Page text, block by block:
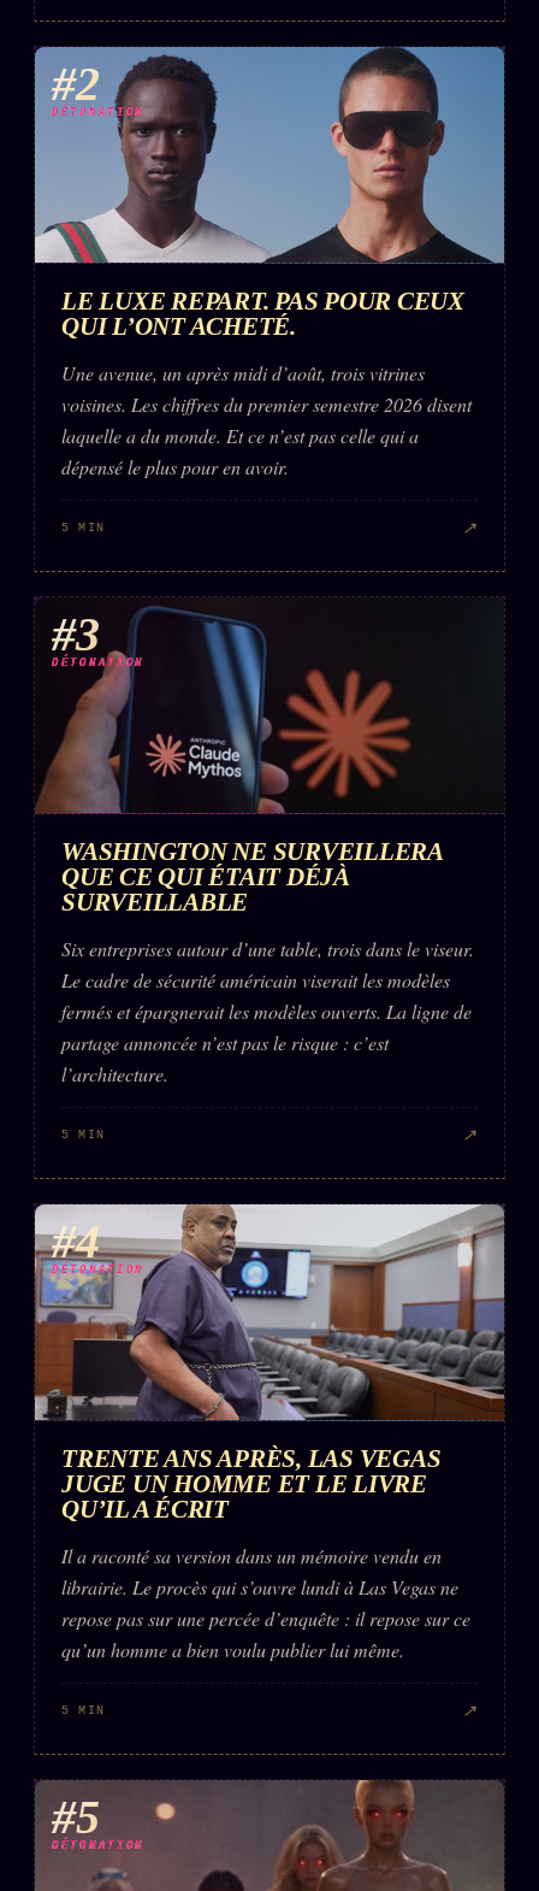
#2
DÉTONATION
LE LUXE REPART. PAS POUR CEUX
QUI L’ONT ACHETÉ.
Une avenue, un après midi d’août, trois vitrines
voisines. Les chiffres du premier semestre 2026 disent
laquelle a du monde. Et ce n’est pas celle qui a
dépensé le plus pour en avoir.
5 MIN ↗
#3
DÉTONATION
WASHINGTON NE SURVEILLERA
QUE CE QUI ÉTAIT DÉJÀ
SURVEILLABLE
Six entreprises autour d’une table, trois dans le viseur.
Le cadre de sécurité américain viserait les modèles
fermés et épargnerait les modèles ouverts. La ligne de
partage annoncée n’est pas le risque : c’est
l’architecture.
5 MIN ↗
#4
DÉTONATION
TRENTE ANS APRÈS, LAS VEGAS
JUGE UN HOMME ET LE LIVRE
QU’IL A ÉCRIT
Il a raconté sa version dans un mémoire vendu en
librairie. Le procès qui s’ouvre lundi à Las Vegas ne
repose pas sur une percée d’enquête : il repose sur ce
qu’un homme a bien voulu publier lui même.
5 MIN ↗
#5
DÉTONATION